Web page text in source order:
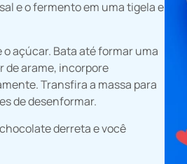
e o fermento em uma tigela e
açúcar. Bata até formar uma
de arame, incorpore
Transfira a massa para
de desenformar.
derreta e você